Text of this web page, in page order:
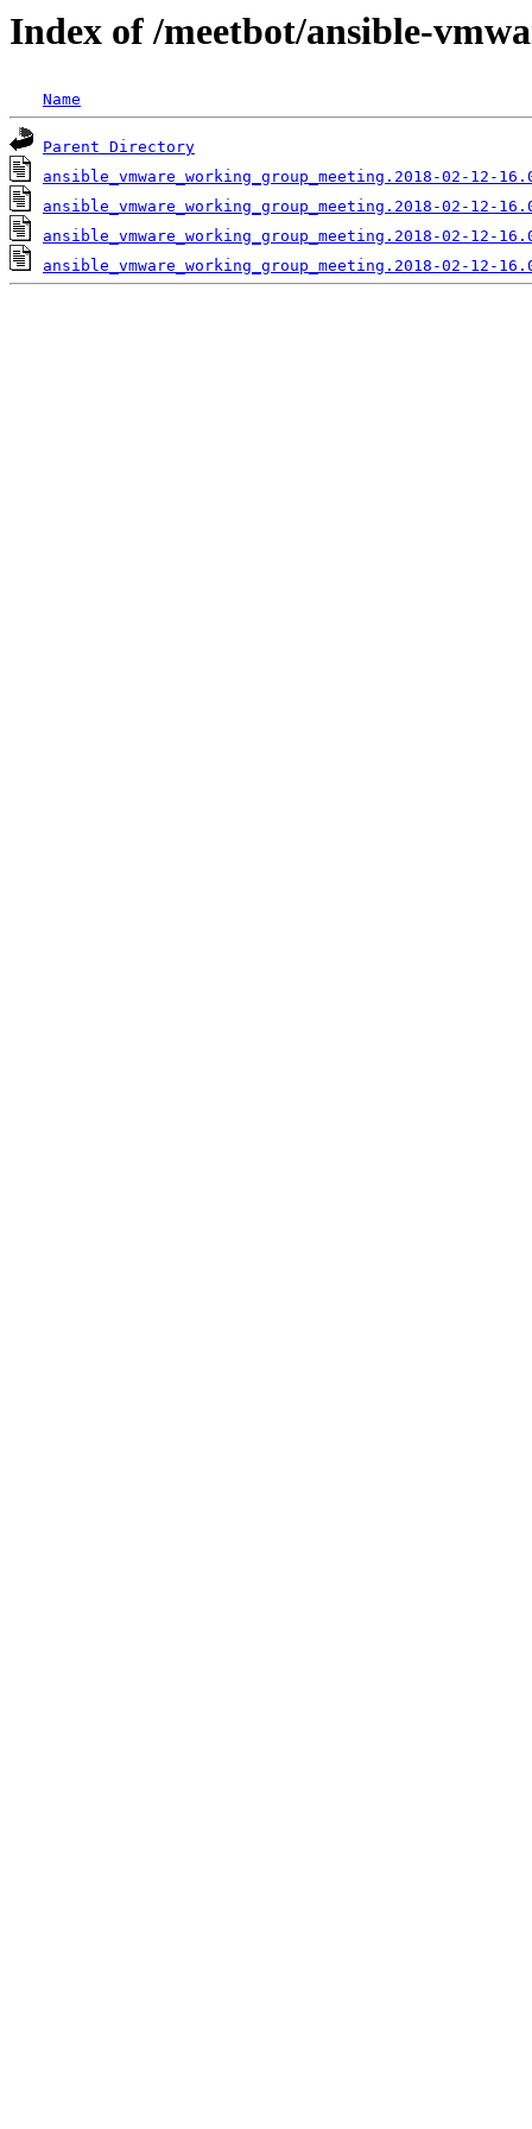
Index of /meetbot/ansible-
Name
Parent Directory
ansible_vmware_working_group_meeting.2018-02-12-
ansible_vmware_working_group_meeting.2018-02-12-
ansible_vmware_working_group_meeting.2018-02-12-
ansible_vmware_working_group_meeting.2018-02-12-